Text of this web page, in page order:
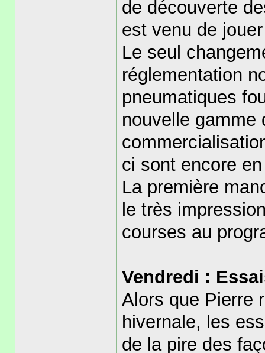
de découverte
est venu de
Le seul
réglementation
pneumatiques
nouvelle gamme
ci sont encore
La première
le très
courses au
Vendredi :
Alors que Pierre
hivernale, les
de la pire des